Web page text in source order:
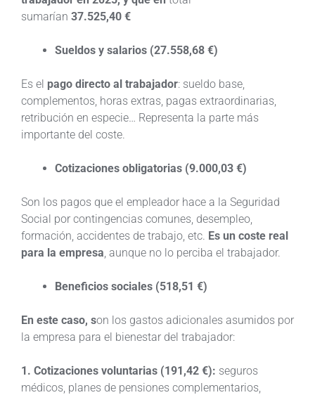
sumarían 37.525,40 €
Sueldos y salarios (27.558,68 €)
Es el pago directo al trabajador: sueldo base,
complementos, horas extras, pagas extraordinarias,
retribución en especie… Representa la parte más
importante del coste.
Cotizaciones obligatorias (9.000,03 €)
Son los pagos que el empleador hace a la Seguridad
Social por contingencias comunes, desempleo,
formación, accidentes de trabajo, etc. Es un coste real
para la empresa , aunque no lo perciba el trabajador.
Beneficios sociales (518,51 €)
En este caso, son los gastos adicionales asumidos por
la empresa para el bienestar del trabajador:
1. Cotizaciones voluntarias (191,42 €): seguros
médicos, planes de pensiones complementarios,